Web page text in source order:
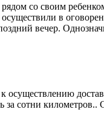
со своим
в
вечер.
осуществлению
за сотни